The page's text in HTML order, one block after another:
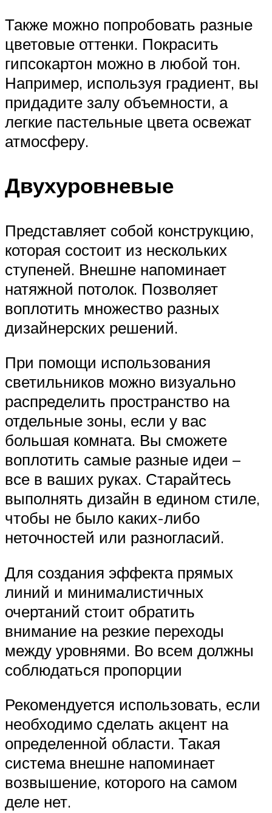
Также можно попробовать разные
цветовые оттенки. Покрасить
гипсокартон можно в любой тон.
Например, используя градиент, вы
придадите залу объемности, а
легкие пастельные цвета освежат
атмосферу.
Двухуровневые
Представляет собой конструкцию,
которая состоит из нескольких
ступеней. Внешне напоминает
натяжной потолок. Позволяет
воплотить множество разных
дизайнерских решений.
При помощи использования
светильников можно визуально
распределить пространство на
отдельные зоны, если у вас
большая комната. Вы сможете
воплотить самые разные идеи –
все в ваших руках. Старайтесь
выполнять дизайн в едином стиле,
чтобы не было каких-либо
неточностей или разногласий.
Для создания эффекта прямых
линий и минималистичных
очертаний стоит обратить
внимание на резкие переходы
между уровнями. Во всем должны
соблюдаться пропорции
Рекомендуется использовать, если
необходимо сделать акцент на
определенной области. Такая
система внешне напоминает
возвышение, которого на самом
деле нет.